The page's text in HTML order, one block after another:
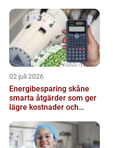
02 juli 2026
Energibesparing skåne
smarta åtgärder som ger
lägre kostnader och